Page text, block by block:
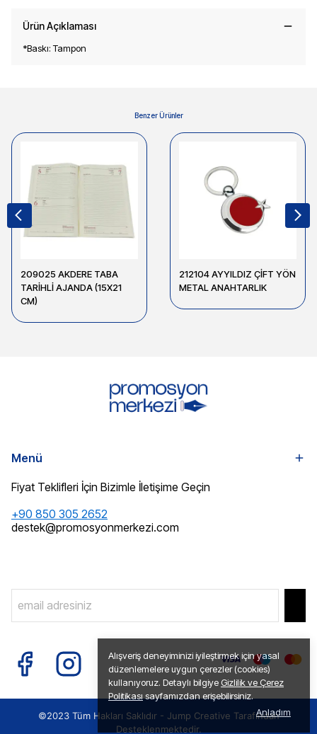
Alışveriş deneyiminizi iyileştirmek için yasal
düzenlemelere uygun çerezler (cookies)
kullanıyoruz. Detaylı bilgiye Gizlilik ve Çerez
Politikası sayfamızdan erişebilirsiniz.
Anladım
Ürün Açıklaması
*Baskı: Tampon
Benzer Ürünler
209025 AKDERE TABA
TARİHLİ AJANDA (15X21
CM)
212104 AYYILDIZ ÇİFT YÖN
METAL ANAHTARLIK
Menü
Fiyat Teklifleri İçin Bizimle İletişime Geçin
+90 850 305 2652
destek@promosyonmerkezi.com
©2023 Tüm Hakları Saklıdır - Jump Creative Tarafından
Desteklenmektedir.